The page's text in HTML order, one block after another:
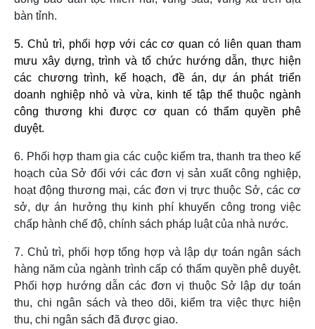
bàn tỉnh.
5. Chủ trì, phối hợp với các cơ quan có liên quan tham
mưu xây dựng, trình và tổ chức hướng dẫn, thực hiện
các chương trình, kế hoạch, đề án, dự án phát triển
doanh nghiệp nhỏ và vừa, kinh tế tập thể thuộc ngành
công thương khi được cơ quan có thẩm quyền phê
duyệt.
6. Phối hợp tham gia các cuộc kiểm tra, thanh tra theo kế
hoạch của Sở đối với các đơn vị sản xuất công nghiệp,
hoạt động thương mại, các đơn vị trực thuộc Sở, các cơ
sở, dự án hưởng thụ kinh phí khuyến công trong việc
chấp hành chế độ, chính sách pháp luật của nhà nước.
7. Chủ trì, phối hợp tổng hợp và lập dự toán ngân sách
hàng năm của ngành trình cấp có thẩm quyền phê duyệt.
Phối hợp hướng dẫn các đơn vị thuộc Sở lập dự toán
thu, chi ngân sách và theo dõi, kiểm tra việc thực hiện
thu, chi ngân sách đã được giao.